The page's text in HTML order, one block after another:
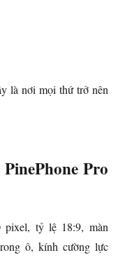
là nơi mọi thứ trở nên
Pro
pixel, tỷ lệ 18:9, màn
ô, kính cường lực